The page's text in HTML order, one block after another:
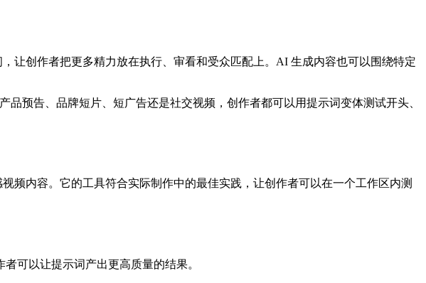
让创作者把更多精力放在执行、审看和受众匹配上。AI 生成内容也可以围绕特定
预告、品牌短片、短广告还是社交视频，创作者都可以用提示词变体测试开头、
频内容。它的工具符合实际制作中的最佳实践，让创作者可以在一个工作区内测
可以让提示词产出更高质量的结果。